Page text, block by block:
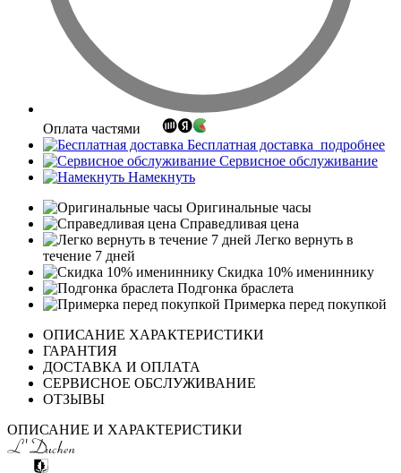
Оплата частями
Бесплатная доставка подробнее
Сервисное обслуживание
Намекнуть
Оригинальные часы
Справедливая цена
Легко вернуть в
течение 7 дней
Скидка 10% имениннику
Подгонка браслета
Примерка перед покупкой
ОПИСАНИЕ ХАРАКТЕРИСТИКИ
ГАРАНТИЯ
ДОСТАВКА И ОПЛАТА
СЕРВИСНОЕ ОБСЛУЖИВАНИЕ
ОТЗЫВЫ
ОПИСАНИЕ И ХАРАКТЕРИСТИКИ